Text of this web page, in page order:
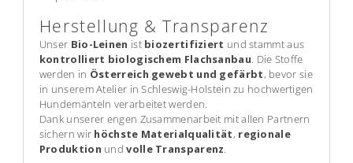
Herstellung & Transparenz
Unser Bio-Leinen ist biozertifiziert und stammt aus
kontrolliert biologischem Flachsanbau. Die Stoffe
werden in Österreich gewebt und gefärbt, bevor sie
in unserem Atelier in Schleswig-Holstein zu hochwertigen
Hundemänteln verarbeitet werden.
Dank unserer engen Zusammenarbeit mit allen Partnern
sichern wir höchste Materialqualität, regionale
Produktion undvolle Transparenz.